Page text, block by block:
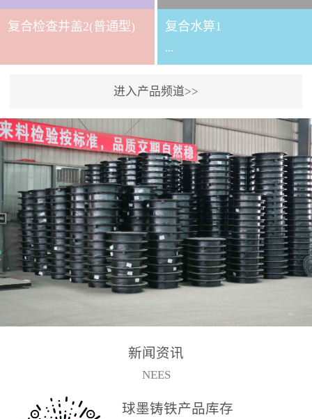
复合检查井盖2(普通型) 复合水箅1
...
给排水应用系列时间
2017-2-15
进入产品频道>>
新闻资讯
NEES
球墨铸铁产品库存